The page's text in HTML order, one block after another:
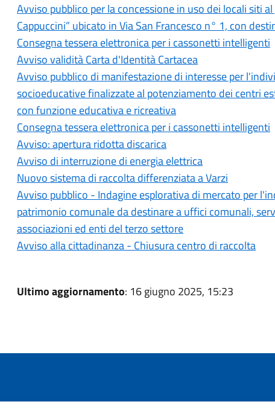
Avviso pubblico per la concessione in uso dei locali siti
Cappuccini” ubicato in Via San Francesco n° 1, con
Consegna tessera elettronica per i cassonetti intelligenti
Avviso validità Carta d'Identità Cartacea
Avviso pubblico di manifestazione di interesse per
socioeducative finalizzate al potenziamento dei centri
con funzione educativa e ricreativa
Consegna tessera elettronica per i cassonetti intelligenti
Avviso: apertura ridotta discarica
Avviso di interruzione di energia elettrica
Nuovo sistema di raccolta differenziata a Varzi
Avviso pubblico - Indagine esplorativa di mercato per
patrimonio comunale da destinare a uffici comunali,
associazioni ed enti del terzo settore
Avviso alla cittadinanza - Chiusura centro di raccolta
Ultimo aggiornamento: 16 giugno 2025, 15:23